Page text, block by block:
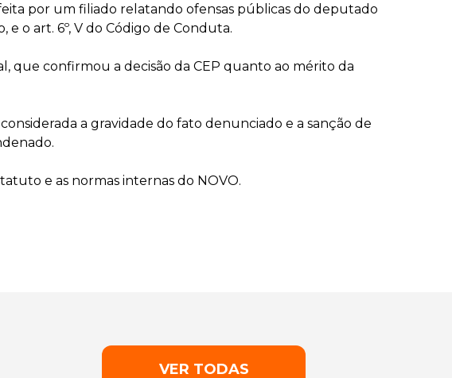
por um filiado relatando ofensas públicas do deputado
o art. 6º, V do Código de Conduta.
que confirmou a decisão da CEP quanto ao mérito da
a gravidade do fato denunciado e a sanção de
e as normas internas do NOVO.
VER TODAS